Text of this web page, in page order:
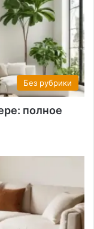
Без рубрики
полное